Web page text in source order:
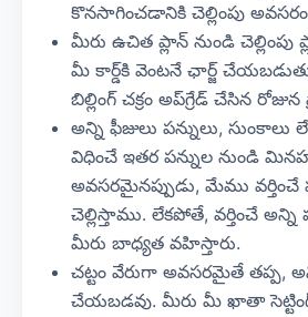
కొనసాగించడానికి చెల్లింపు
మీరు ఉచిత ప్లాన్ నుండి చెల్లింపు
మీ కార్డ్‌కి వెంటనే ఛార్జ్
బిల్లింగ్ చక్రం అప్‌గ్రేడ్ చేసిన
అన్ని ఫీజులు పన్నులు, సుంకాలు
విధించే ఇతర పన్నుల నుండి
అవసరమైనప్పుడు, మేము వర్తించే
చెల్లిస్తాము. లేకపోతే, వర్తించే అన్ని
మీరు బాధ్యత వహిస్తారు.
చట్టం వేరుగా అవసరమైతే తప్ప,
చేయబడవు. మీరు మీ ఖాతా